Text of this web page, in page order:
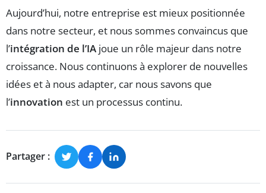
Aujourd’hui, notre entreprise est mieux positionnée
dans notre secteur, et nous sommes convaincus que
l’intégration de l’IA joue un rôle majeur dans notre
croissance. Nous continuons à explorer de nouvelles
idées et à nous adapter, car nous savons que
l’innovation est un processus continu.
Partager :